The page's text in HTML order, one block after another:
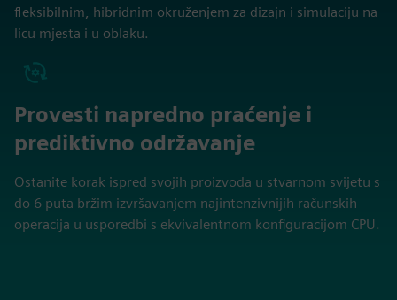
fleksibilnim, hibridnim okruženjem za dizajn i simulaciju na
licu mjesta i u oblaku.
Provesti napredno praćenje i
prediktivno održavanje
Ostanite korak ispred svojih proizvoda u stvarnom svijetu s
do 6 puta bržim izvršavanjem najintenzivnijih računskih
operacija u usporedbi s ekvivalentnom konfiguracijom CPU.